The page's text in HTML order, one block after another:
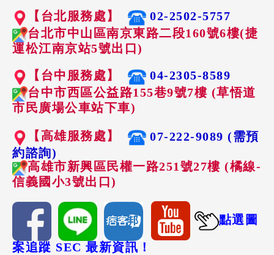
【台北服務處】
02-2502-5757
台北市中山區南京東路二段160號6樓(捷
運松江南京站5號出口)
【台中服務處】
04-2305-8589
台中市西區公益路155巷9號7樓 (草悟道
市民廣場公車站下車)
【高雄服務處】
07-222-9089 (需預
約諮詢)
高雄市新興區民權一路251號27樓 (橘線-
信義國小3號出口)
點選圖
案追蹤 SEC 最新資訊！